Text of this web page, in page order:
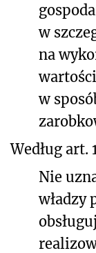
w
na
w
Według art.
Nie
władzy